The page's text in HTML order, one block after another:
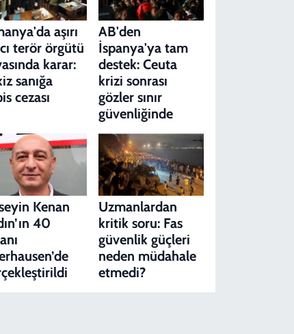
aşırı
terör örgütü
karar:
sanığa
cezası
AB'den
İspanya'ya tam
destek: Ceuta
krizi sonrası
gözler sınır
güvenliğinde
Kenan
40
Uzmanlardan
kritik soru: Fas
güvenlik güçleri
neden müdahale
etmedi?